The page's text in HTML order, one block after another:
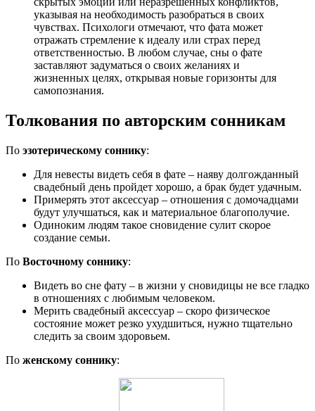
указывая на необходимость разобраться в своих
чувствах. Психологи отмечают, что фата может
отражать стремление к идеалу или страх перед
ответственностью. В любом случае, сны о фате
заставляют задуматься о своих желаниях и
жизненных целях, открывая новые горизонты для
самопознания.
Толкования по авторским сонникам
По эзотерическому соннику:
Для невесты видеть себя в фате – наяву долгожданный
свадебный день пройдет хорошо, а брак будет удачным.
Примерять этот аксессуар – отношения с домочадцами
будут улучшаться, как и материальное благополучие.
Одиноким людям такое сновидение сулит скорое
создание семьи.
По Восточному соннику:
Видеть во сне фату – в жизни у сновидицы не все гладко
в отношениях с любимым человеком.
Мерить свадебный аксессуар – скоро физическое
состояние может резко ухудшиться, нужно тщательно
следить за своим здоровьем.
По женскому соннику: